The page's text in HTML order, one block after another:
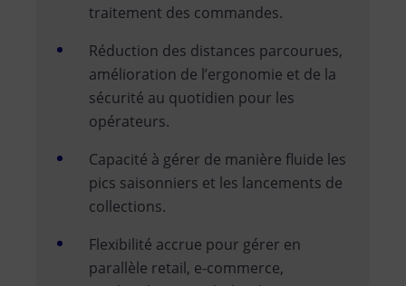
traitement des commandes.
Réduction des distances parcourues,
amélioration de l’ergonomie et de la
sécurité au quotidien pour les
opérateurs.
Capacité à gérer de manière fluide les
pics saisonniers et les lancements de
collections.
Flexibilité accrue pour gérer en
parallèle retail, e-commerce,